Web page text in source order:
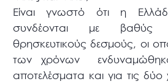
Είναι γνωστό ότι η
συνδέονται με βαθύς
θρησκευτικούς δεσμούς, οι
των χρόνων
αποτελέσματα και για τις